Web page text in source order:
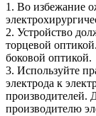
1. Во избежание
2. Устройство
торцевой
боковой оптикой.
3. Используйте
электрода к
производителей.
производителю